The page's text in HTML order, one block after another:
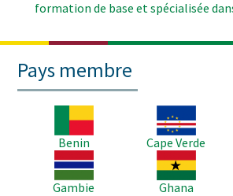
formation de base et spécialisée
Pays membre
Benin
Image
Cape Verde
Image
Gambie
Image
Ghana